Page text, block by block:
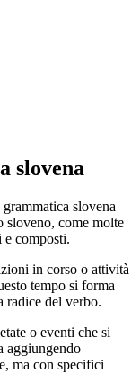
slovena
slovena
sloveno, come molte
e composti.
in corso o attività
tempo si forma
radice del verbo.
o eventi che si
aggiungendo
ma con specifici